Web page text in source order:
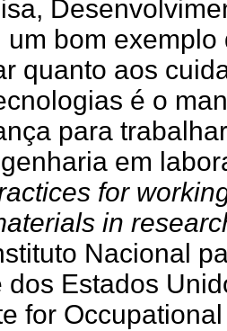
um bom
quanto aos
é o
para
em
for
in
Nacional
dos Estados
for